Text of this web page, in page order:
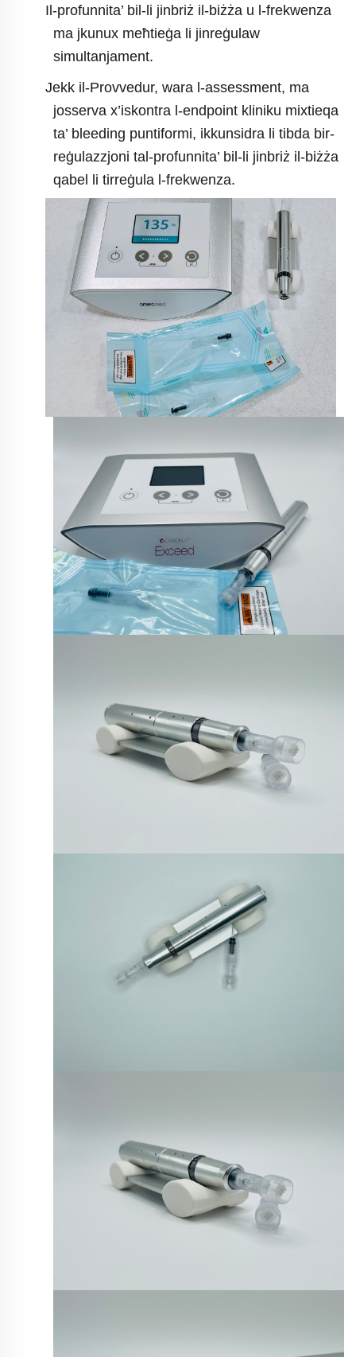
Il-profunnita’ bil-li jinbriż il-biżża u l-frekwenza
ma jkunux meħtieġa li jinreġulaw
simultanjament.
Jekk il-Provvedur, wara l-assessment, ma
josserva x’iskontra l-endpoint kliniku mixtieqa
ta’ bleeding puntiformi, ikkunsidra li tibda bir-
reġulazzjoni tal-profunnita’ bil-li jinbriż il-biżża
qabel li tirreġula l-frekwenza.